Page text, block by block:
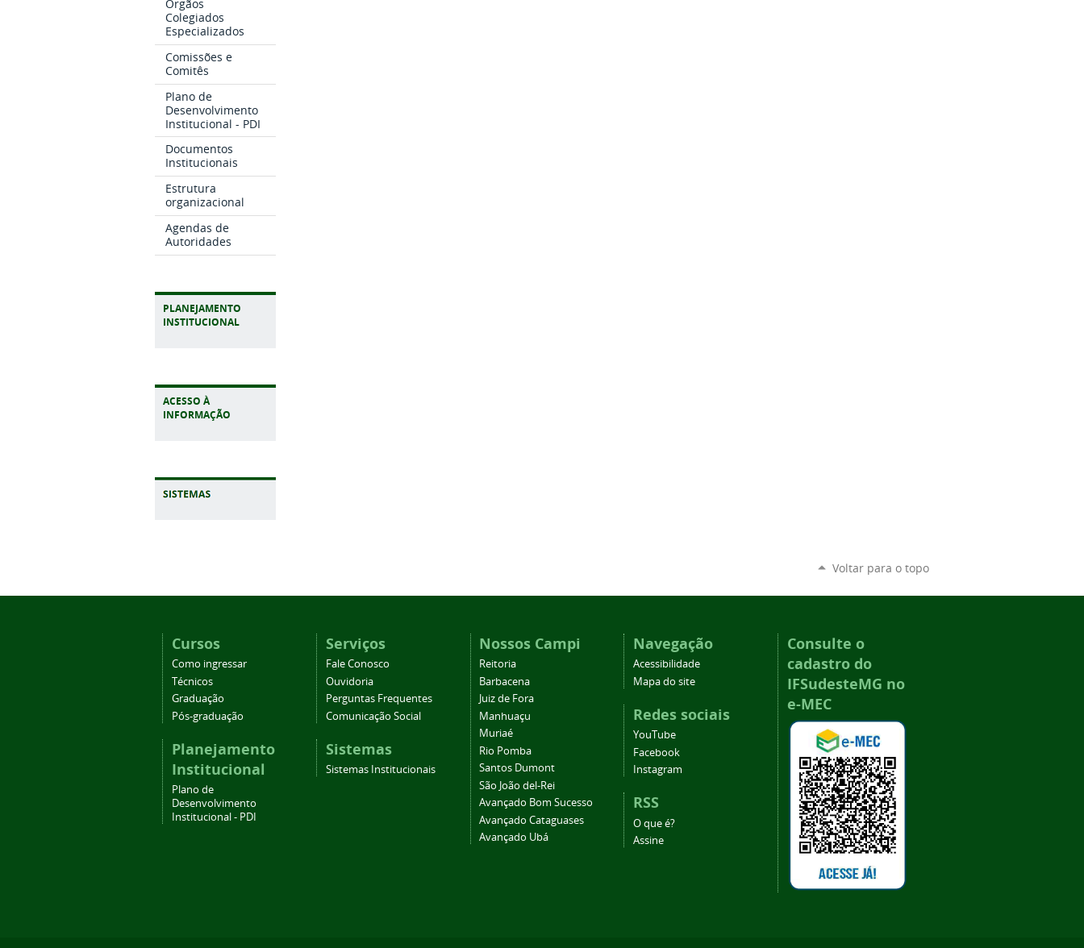
Órgãos
Colegiados
Especializados
Comissões e
Comitês
Plano de
Desenvolvimento
Institucional - PDI
Documentos
Institucionais
Estrutura
organizacional
Agendas de
Autoridades
PLANEJAMENTO
INSTITUCIONAL
ACESSO À
INFORMAÇÃO
Voltar para o topo
Cursos
Como ingressar
Técnicos
Graduação
Pós-graduação
Planejamento
Institucional
Plano de
Desenvolvimento
Institucional - PDI
Serviços
Fale Conosco
Ouvidoria
Perguntas Frequentes
Comunicação Social
Sistemas
Sistemas Institucionais
Nossos Campi
Reitoria
Barbacena
Juiz de Fora
Manhuaçu
Muriaé
Rio Pomba
Santos Dumont
São João del-Rei
Avançado Bom Sucesso
Avançado Cataguases
Avançado Ubá
Navegação
Acessibilidade
Mapa do site
Redes sociais
YouTube
Facebook
Instagram
RSS
O que é?
Assine
Consulte o
cadastro do
IFSudesteMG no
e-MEC